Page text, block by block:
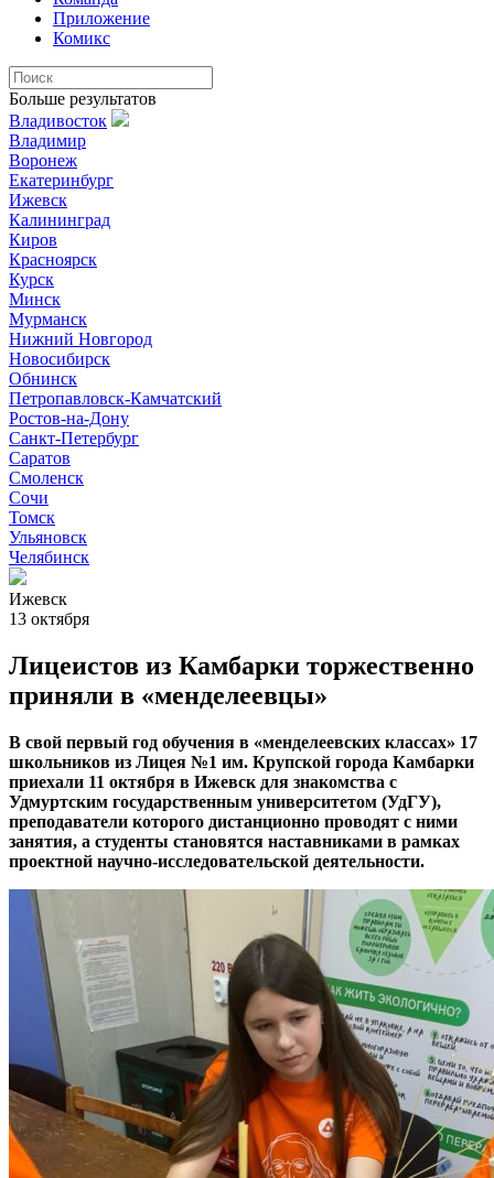
Приложение
Комикс
Больше результатов
Владивосток
Владимир
Воронеж
Екатеринбург
Ижевск
Калининград
Киров
Красноярск
Курск
Минск
Мурманск
Нижний Новгород
Новосибирск
Обнинск
Петропавловск-Камчатский
Ростов-на-Дону
Санкт-Петербург
Саратов
Смоленск
Сочи
Томск
Ульяновск
Челябинск
Ижевск
13 октября
Лицеистов из Камбарки торжественно
приняли в «менделеевцы»
В свой первый год обучения в «менделеевских классах» 17
школьников из Лицея №1 им. Крупской города Камбарки
приехали 11 октября в Ижевск для знакомства с
Удмуртским государственным университетом (УдГУ),
преподаватели которого дистанционно проводят с ними
занятия, а студенты становятся наставниками в рамках
проектной научно-исследовательской деятельности.